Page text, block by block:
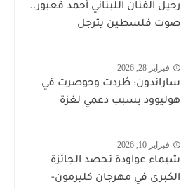
رحيل الفنان اللبناني أحمد قعبور..
صوت فلسطين يترجل
فبراير 28, 2026
ساراندون: طُردت وحوصرت في
هوليوود بسبب دعمي لغزة
فبراير 10, 2026
شيماء عواودة تحصد الجائزة
الكبرى في مهرجان كليرمون-